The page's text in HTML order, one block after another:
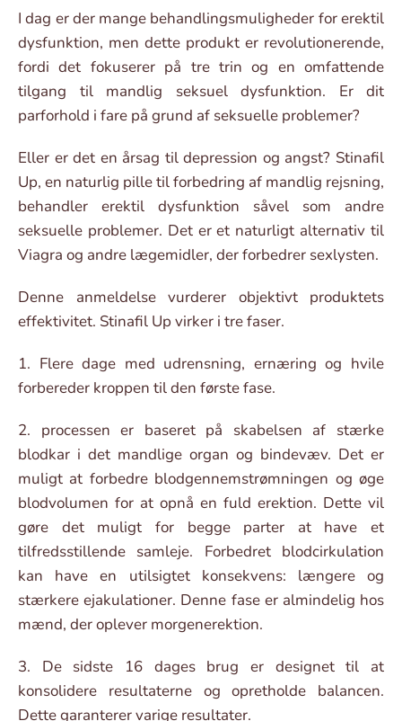
I dag er der mange behandlingsmuligheder for erektil
dysfunktion, men dette produkt er revolutionerende,
fordi det fokuserer på tre trin og en omfattende
tilgang til mandlig seksuel dysfunktion. Er dit
parforhold i fare på grund af seksuelle problemer?
Eller er det en årsag til depression og angst? Stinafil
Up, en naturlig pille til forbedring af mandlig rejsning,
behandler erektil dysfunktion såvel som andre
seksuelle problemer. Det er et naturligt alternativ til
Viagra og andre lægemidler, der forbedrer sexlysten.
Denne anmeldelse vurderer objektivt produktets
effektivitet. Stinafil Up virker i tre faser.
1. Flere dage med udrensning, ernæring og hvile
forbereder kroppen til den første fase.
2. processen er baseret på skabelsen af stærke
blodkar i det mandlige organ og bindevæv. Det er
muligt at forbedre blodgennemstrømningen og øge
blodvolumen for at opnå en fuld erektion. Dette vil
gøre det muligt for begge parter at have et
tilfredsstillende samleje. Forbedret blodcirkulation
kan have en utilsigtet konsekvens: længere og
stærkere ejakulationer. Denne fase er almindelig hos
mænd, der oplever morgenerektion.
3. De sidste 16 dages brug er designet til at
konsolidere resultaterne og opretholde balancen.
Dette garanterer varige resultater.